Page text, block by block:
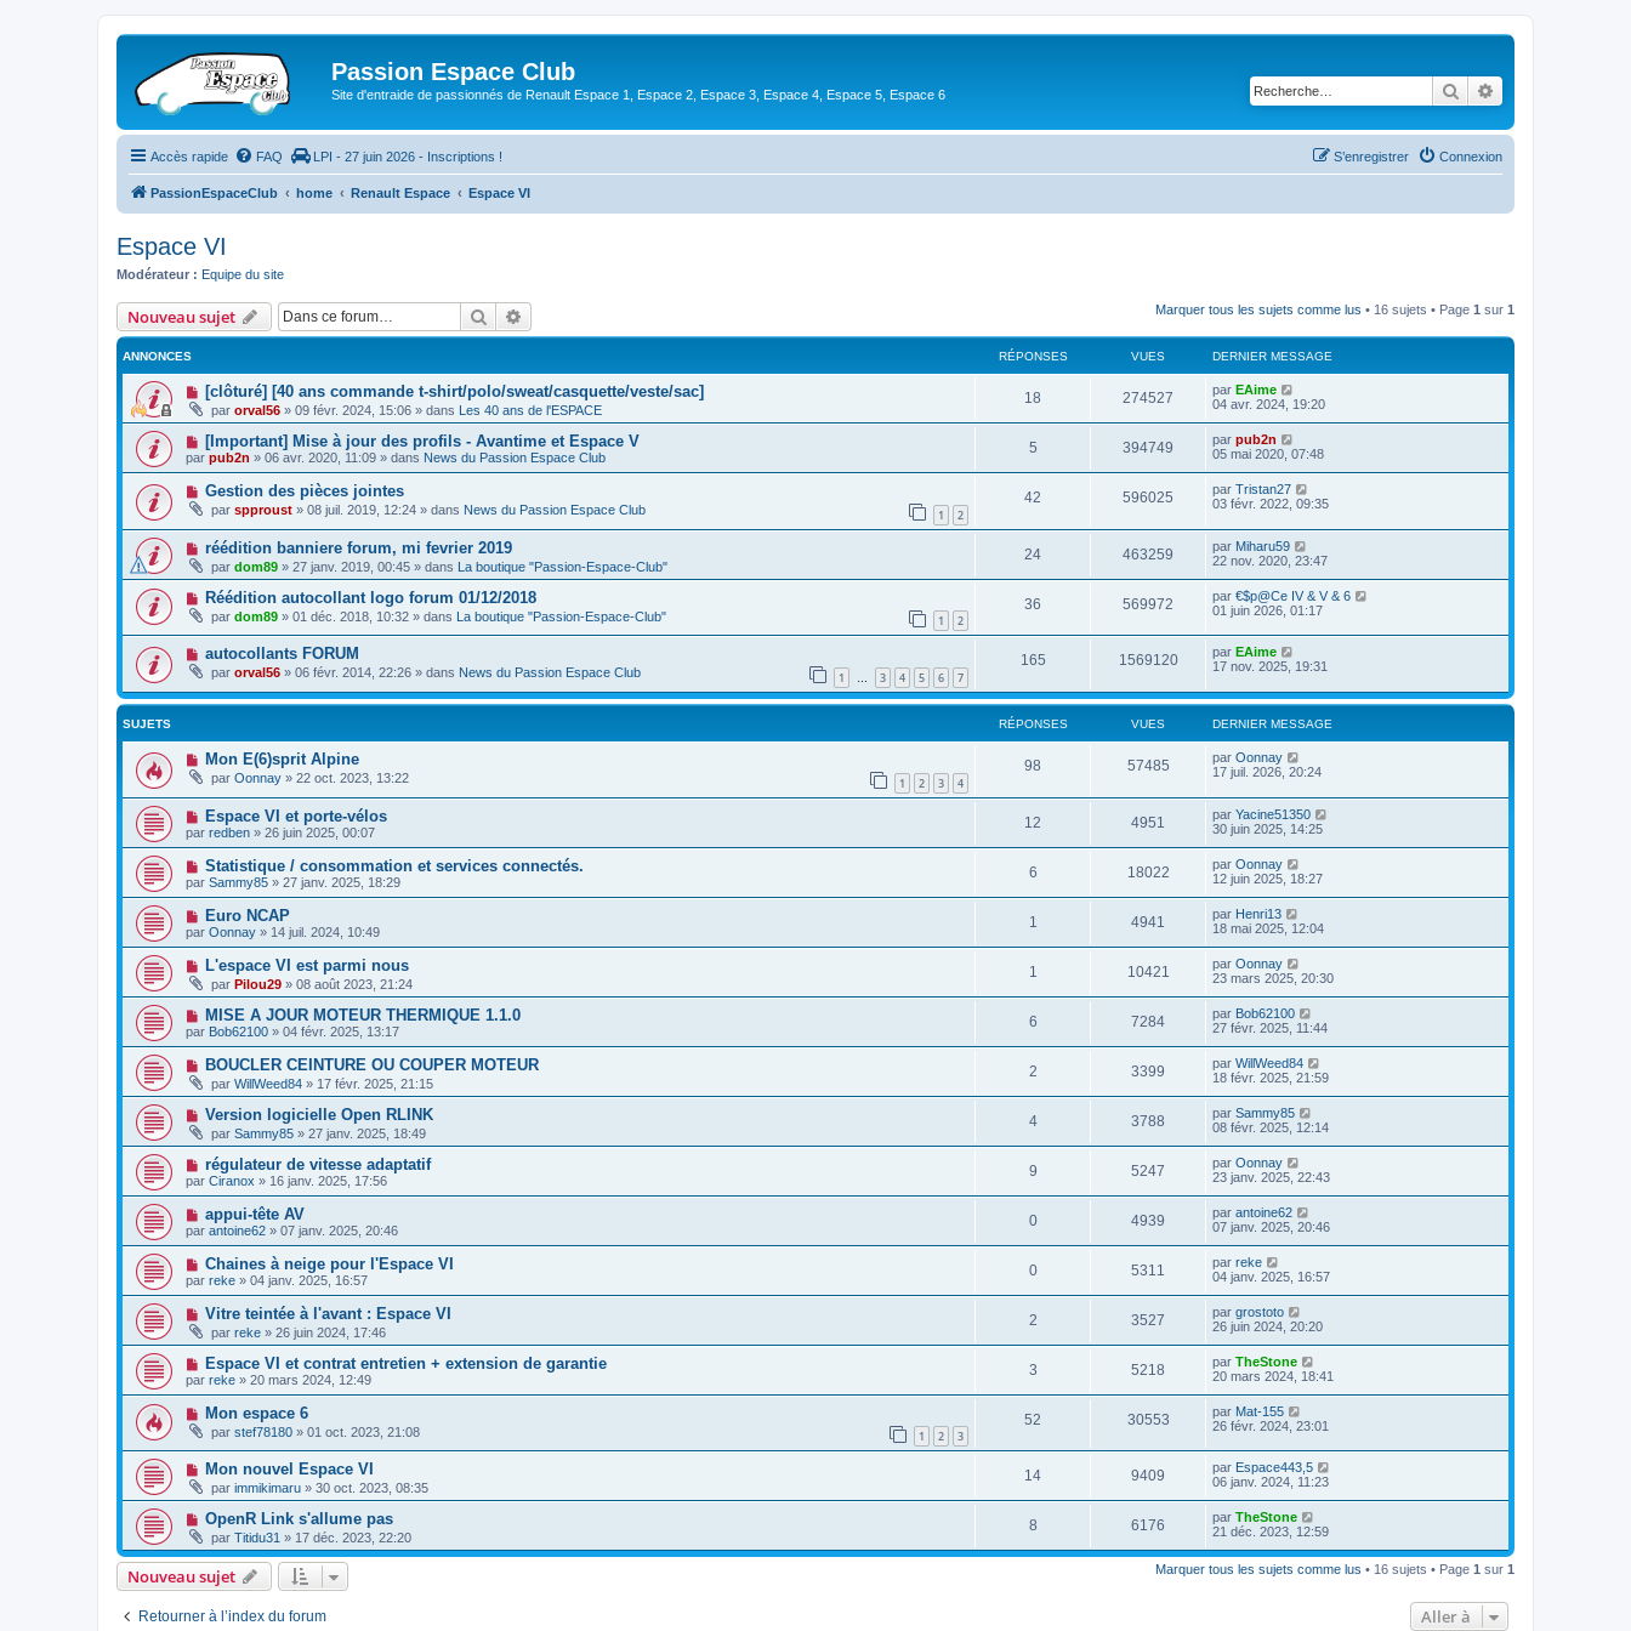
Passion Espace Club
Site d'entraide de passionnés de Renault Espace 1, Espace 2, Espace 3, Espace 4, Espace 5, Espace 6 Rechercher
Accès rapide FAQ LPI - 27 juin 2026 - Inscriptions ! Connexion
S’enregistrer
PassionEspaceClub home Renault Espace Espace VI
Espace VI
Modérateur : Equipe du site
Nouveau sujet Rechercher Marquer tous les sujets comme lus • 16 sujets • Page 1 sur 1
ANNONCES RÉPONSES VUES DERNIER MESSAGE
[clôturé] [40 ans commande t-shirt/polo/sweat/casquette/veste/sac]
par orval56 » 09 févr. 2024, 15:06 » dans Les 40 ans de l'ESPACE
18 274527 par EAime
04 avr. 2024, 19:20
[Important] Mise à jour des profils - Avantime et Espace V
par pub2n » 06 avr. 2020, 11:09 » dans News du Passion Espace Club
5 394749 par pub2n
05 mai 2020, 07:48
Gestion des pièces jointes
par spproust » 08 juil. 2019, 12:24 » dans News du Passion Espace Club 1 2
42 596025 par Tristan27
03 févr. 2022, 09:35
réédition banniere forum, mi fevrier 2019
par dom89 » 27 janv. 2019, 00:45 » dans La boutique "Passion-Espace-Club"
24 463259 par Miharu59
22 nov. 2020, 23:47
Réédition autocollant logo forum 01/12/2018
par dom89 » 01 déc. 2018, 10:32 » dans La boutique "Passion-Espace-Club" 1 2
36 569972 par €$p@Ce IV & V & 6
01 juin 2026, 01:17
autocollants FORUM
par orval56 » 06 févr. 2014, 22:26 » dans News du Passion Espace Club 1 … 3 4 5 6 7
165 1569120 par EAime
17 nov. 2025, 19:31
SUJETS RÉPONSES VUES DERNIER MESSAGE
Mon E(6)sprit Alpine
par Oonnay » 22 oct. 2023, 13:22 1 2 3 4
98 57485 par Oonnay
17 juil. 2026, 20:24
Espace VI et porte-vélos
par redben » 26 juin 2025, 00:07
12 4951 par Yacine51350
30 juin 2025, 14:25
Statistique / consommation et services connectés.
par Sammy85 » 27 janv. 2025, 18:29
6 18022 par Oonnay
12 juin 2025, 18:27
Euro NCAP
par Oonnay » 14 juil. 2024, 10:49
1 4941 par Henri13
18 mai 2025, 12:04
L'espace VI est parmi nous
par Pilou29 » 08 août 2023, 21:24
1 10421 par Oonnay
23 mars 2025, 20:30
MISE A JOUR MOTEUR THERMIQUE 1.1.0
par Bob62100 » 04 févr. 2025, 13:17
6 7284 par Bob62100
27 févr. 2025, 11:44
BOUCLER CEINTURE OU COUPER MOTEUR
par WillWeed84 » 17 févr. 2025, 21:15
2 3399 par WillWeed84
18 févr. 2025, 21:59
Version logicielle Open RLINK
par Sammy85 » 27 janv. 2025, 18:49
4 3788 par Sammy85
08 févr. 2025, 12:14
régulateur de vitesse adaptatif
par Ciranox » 16 janv. 2025, 17:56
9 5247 par Oonnay
23 janv. 2025, 22:43
appui-tête AV
par antoine62 » 07 janv. 2025, 20:46
0 4939 par antoine62
07 janv. 2025, 20:46
Chaines à neige pour l'Espace VI
par reke » 04 janv. 2025, 16:57
0 5311 par reke
04 janv. 2025, 16:57
Vitre teintée à l'avant : Espace VI
par reke » 26 juin 2024, 17:46
2 3527 par grostoto
26 juin 2024, 20:20
Espace VI et contrat entretien + extension de garantie
par reke » 20 mars 2024, 12:49
3 5218 par TheStone
20 mars 2024, 18:41
Mon espace 6
par stef78180 » 01 oct. 2023, 21:08 1 2 3
52 30553 par Mat-155
26 févr. 2024, 23:01
Mon nouvel Espace VI
par immikimaru » 30 oct. 2023, 08:35
14 9409 par Espace443,5
06 janv. 2024, 11:23
OpenR Link s'allume pas
par Titidu31 » 17 déc. 2023, 22:20
8 6176 par TheStone
21 déc. 2023, 12:59
Nouveau sujet Marquer tous les sujets comme lus • 16 sujets • Page 1 sur 1
Retourner à l’index du forum Aller à